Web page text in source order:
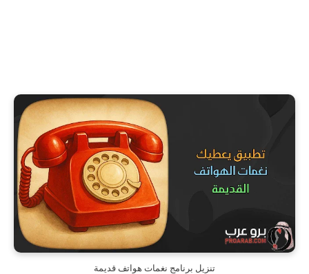
تنزيل برنامج نغمات هواتف قديمة